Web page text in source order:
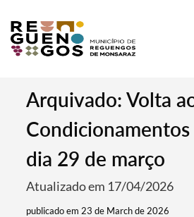
Arquivado: Volta
dia 29 de março
Atualizado em 17/04/2026
publicado em 23 de March de 2026